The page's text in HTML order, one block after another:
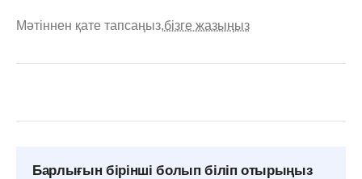
Мәтіннен қате тапсаңыз,бізге жазыңыз
Барлығын бірінші болып біліп отырыңыз